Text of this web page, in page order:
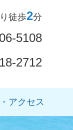
徒歩2分
5108
2712
アクセス